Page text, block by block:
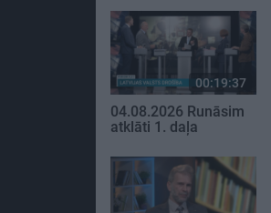
00:19:37
04.08.2026 Runāsim
atklāti 1. daļa